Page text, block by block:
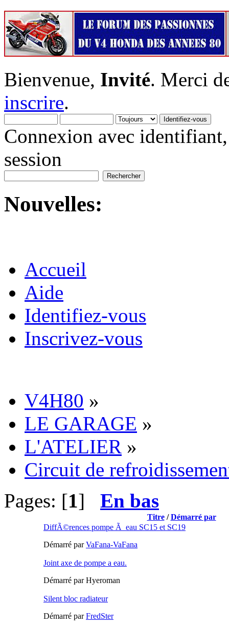
Bienvenue, Invité. Merci
inscrire.
Connexion avec
session
Nouvelles:
Accueil
Aide
Identifiez-vous
Inscrivez-vous
V4H80 »
LE GARAGE »
L'ATELIER »
Circuit de
Pages: [1] En bas
Titre/Démarré par
DiffÃ©rences pompe Ã eau SC15 et SC19
Démarré parVaFana-VaFana
Joint axe de pompe a eau.
Démarré par Hyeroman
Silent bloc radiateur
Démarré parFredSter